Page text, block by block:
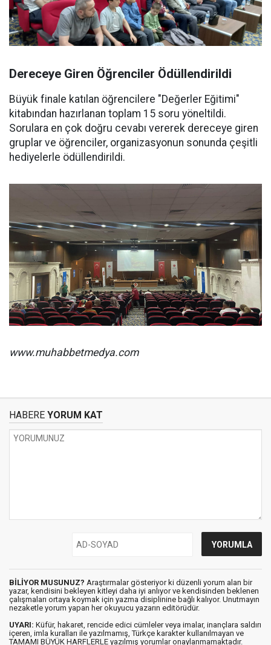
Dereceye Giren Öğrenciler Ödüllendirildi
Büyük finale katılan öğrencilere "Değerler Eğitimi"
kitabından hazırlanan toplam 15 soru yöneltildi.
Sorulara en çok doğru cevabı vererek dereceye giren
gruplar ve öğrenciler, organizasyonun sonunda çeşitli
hediyelerle ödüllendirildi.
www.muhabbetmedya.com
HABERE YORUM KAT
BİLİYOR MUSUNUZ? Araştırmalar gösteriyor ki düzenli yorum alan bir
yazar, kendisini bekleyen kitleyi daha iyi anlıyor ve kendisinden beklenen
çalışmaları ortaya koymak için yazma disiplinine bağlı kalıyor. Unutmayın
nezaketle yorum yapan her okuyucu yazarın editörüdür.
UYARI: Küfür, hakaret, rencide edici cümleler veya imalar, inançlara saldırı
içeren, imla kuralları ile yazılmamış, Türkçe karakter kullanılmayan ve
TAMAMI BÜYÜK HARFLERLE yazılmış yorumlar onaylanmamaktadır.